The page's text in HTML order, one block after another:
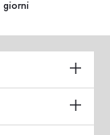
giorni